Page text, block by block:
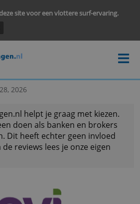
deze site voor een vlottere surf-
helpt je graag met
doen als banken en
Dit heeft echter geen
In de reviews lees je onze eigen